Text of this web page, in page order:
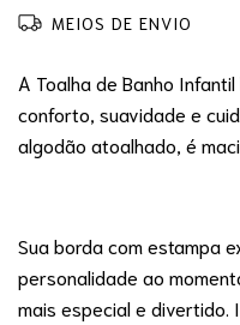
MEIOS DE ENVIO
A Toalha de Banho
conforto, suavidade e
algodão atoalhado, é
Sua borda com estampa
personalidade ao
mais especial e divertido.